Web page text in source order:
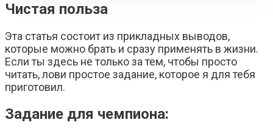
Чистая польза
Эта статья состоит из прикладных выводов,
которые можно брать и сразу применять в жизни.
Если ты здесь не только за тем, чтобы просто
читать, лови простое задание, которое я для тебя
приготовил.
Задание для чемпиона: